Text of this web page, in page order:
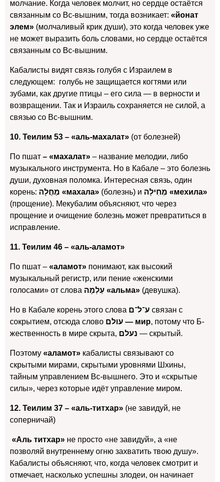
молчание. Когда человек молчит, но сердце остаётся
связанным со Вс-вышним, тогда возникает: «йонат
элем» (молчаливый крик души), это когда человек уже
не может выразить боль словами, но сердце остаётся
связанным со Вс-вышним.
Кабалисты видят связь голубя с Израилем в
следующем: голубь не защищается когтями или
зубами, как другие птицы – его сила — в верности и
возвращении. Так и Израиль сохраняется не силой, а
связью со Вс-вышним.
10. Теилим 53 – «аль-махалат» (от болезней)
По пшат – «махалат» – название мелодии, либо
музыкального инструмента. Но в Кабале – это болезнь
души, духовная поломка. Интересная связь, один
корень:
«махала» (болезнь) и מְחִילָה «мехила»
(прощение). Мекубалим объясняют, что через
прощение и очищение болезнь может превратиться в
исправление.
11. Теилим 46 – «аль-аламот»
По пшат – «аламот» понимают, как высокий
музыкальный регистр, или пение «женскими
голосами» от слова
עַלְמָה «альма» (девушка).
Но в Кабале корень этого слова ע־ל־ם связан с
сокрытием, отсюда слово
עולם — мир, потому что Б-
жественность в мире скрыта, נעלם — скрытый.
Поэтому «аламот» кабалисты связывают со
скрытыми мирами, скрытыми уровнями Шхины,
тайным управлением Вс-вышнего. Это и «скрытые
силы», через которые идёт управление миром.
12. Теилим 37 – «аль-титхар» (не завидуй, не
соперничай)
«Аль титхар» не просто «не завидуй», а «не
позволяй внутреннему огню захватить твою душу».
Кабалисты объясняют, что, когда человек смотрит и
отмечает, насколько успешны злодеи, он начинает